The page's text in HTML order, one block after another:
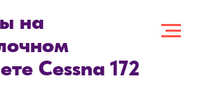
на
Cessna 172